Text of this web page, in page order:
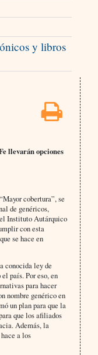
y libros
llevarán opciones
cobertura”, se
de genéricos,
Instituto Autárquico
con esta
se hace en
conocida ley de
país. Por eso, en
para hacer
nombre genérico en
un plan para que la
que los afiliados
Además, la
a los